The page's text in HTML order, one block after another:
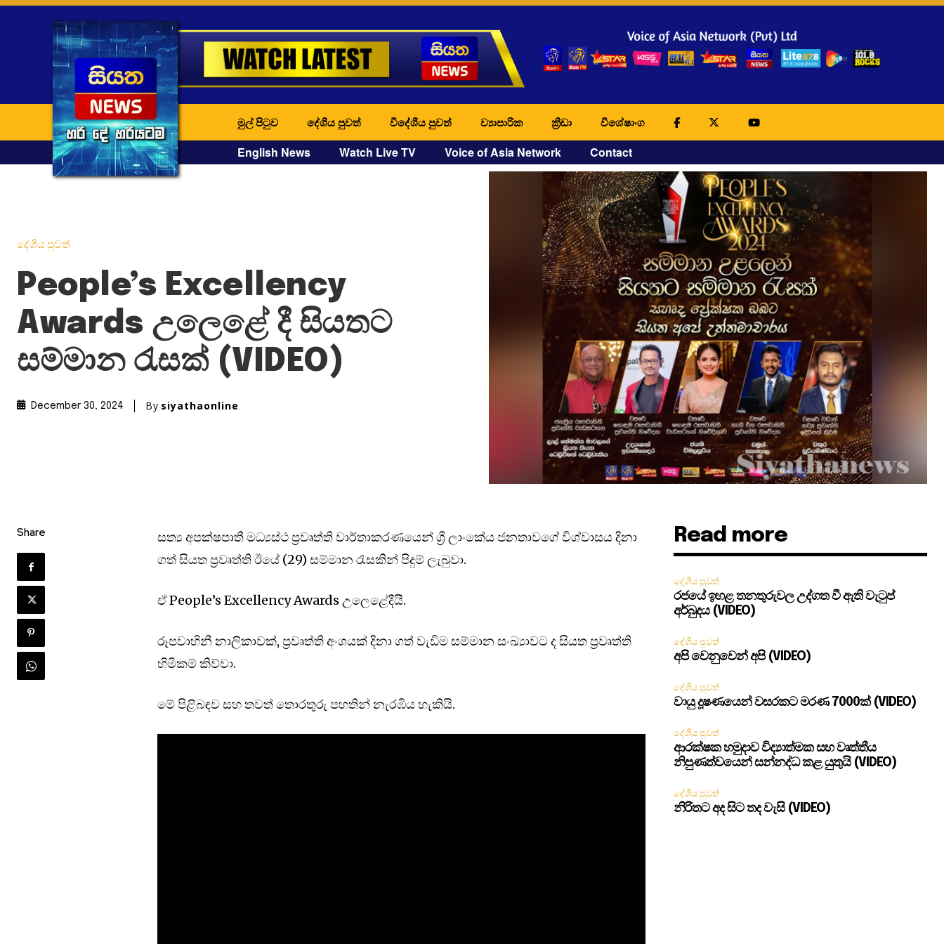
මුල් පිටුව දේශීය පුවත් විදේශීය පුවත් ව්‍යාපාරික ක්‍රීඩා විශේෂාංග
English News Watch Live TV Voice of Asia Network Contact
දේශීය පුවත්
People’s Excellency
Awards උලෙළේ දී සියතට
සම්මාන රැසක් (VIDEO)
December 30, 2024 By siyathaonline
Share
සත්‍ය අපක්ෂපාතී මධ්‍යස්ථ ප්‍රවෘත්ති වාර්තාකරණයෙන් ශ්‍රී ලාංකේය ජනතාවගේ විශ්වාසය දිනා
ගත් සියත ප්‍රවෘත්ති ඊයේ (29) සම්මාන රැසකින් පිදුම් ලැබුවා.
ඒ People’s Excellency Awards උලෙළේදීයී.
රූපවාහිනී නාලිකාවක්, ප්‍රවෘත්ති අංශයක් දිනා ගත් වැඩිම සම්මාන සංඛ්‍යාවට ද සියත ප්‍රවෘත්ති
හිමිකම් කිව්වා.
මේ පිළිබඳව සහ තවත් තොරතුරු පහතින් නැරඹිය හැකියි.
Read more
දේශීය පුවත්
රජයේ ඉහළ තනතුරුවල උද්ගත වී ඇති වැටුප්
අර්බුදය (VIDEO)
දේශීය පුවත්
අපි වෙනුවෙන් අපි (VIDEO)
දේශීය පුවත්
වායු දූෂණයෙන් වසරකට මරණ 7000ක් (VIDEO)
දේශීය පුවත්
ආරක්ෂක හමුදාව විද්‍යාත්මක සහ වෘත්තීය
නිපුණත්වයෙන් සන්නද්ධ කළ යුතුයි (VIDEO)
දේශීය පුවත්
නිරිතට අද සිට තද වැසි (VIDEO)